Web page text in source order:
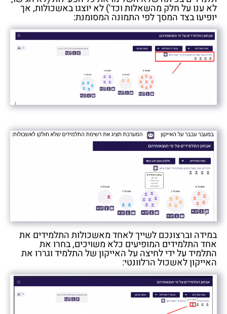
לא ענו על חלק מהשאלות וכד') לא יוצגו באשכולות, אך
יופיעו בצד המסך לפי התמונה המסומנת:
במידה וברצונכם לשייך לאחד מאשכולות התלמידים את
אחד התלמידים המופיעים כלא משויכים, בחרו את
התלמיד על ידי לחיצה על האייקון של התלמיד וגררו את
האייקון לאשכול הרלוונטי: